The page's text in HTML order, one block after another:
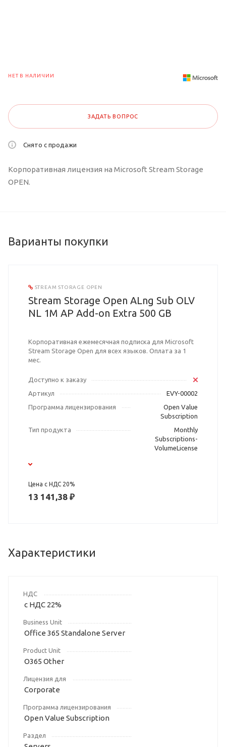
НЕТ В НАЛИЧИИ
ЗАДАТЬ ВОПРОС
Снято с продажи
Корпоративная лицензия на Microsoft Stream Storage
OPEN.
Варианты покупки
STREAM STORAGE OPEN
Stream Storage Open ALng Sub OLV
NL 1M AP Add-on Extra 500 GB
Корпоративная ежемесячная подписка для Microsoft
Stream Storage Open для всех языков. Оплата за 1
мес.
Доступно к заказу
Артикул
EVY-00002
Программа лицензирования
Open Value
Subscription
Тип продукта
Monthly
Subscriptions-
VolumeLicense
Цена с НДС 20%
13 141,38 ₽
Характеристики
НДС
с НДС 22%
Business Unit
Office 365 Standalone Server
Product Unit
O365 Other
Лицензия для
Corporate
Программа лицензирования
Open Value Subscription
Раздел